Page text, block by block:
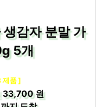
감자 분말 가
5개
제품 ]
33,700 원